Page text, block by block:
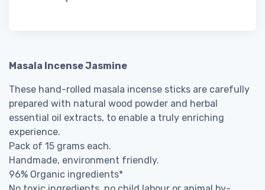
Masala Incense Jasmine
These hand-rolled masala incense sticks are carefully
prepared with natural wood powder and herbal
essential oil extracts, to enable a truly enriching
experience.
Pack of 15 grams each.
Handmade, environment friendly.
96% Organic ingredients*